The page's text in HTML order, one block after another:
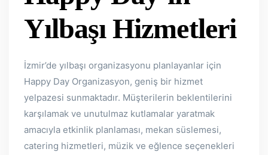
Yılbaşı Hizmetleri
İzmir’de yılbaşı organizasyonu planlayanlar için
Happy Day Organizasyon, geniş bir hizmet
yelpazesi sunmaktadır. Müşterilerin beklentilerini
karşılamak ve unutulmaz kutlamalar yaratmak
amacıyla etkinlik planlaması, mekan süslemesi,
catering hizmetleri, müzik ve eğlence seçenekleri